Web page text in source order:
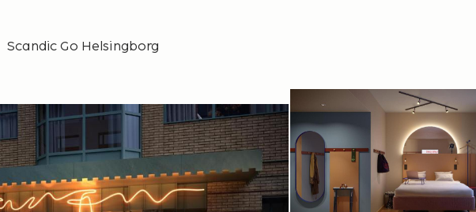
Scandic Go Helsingborg